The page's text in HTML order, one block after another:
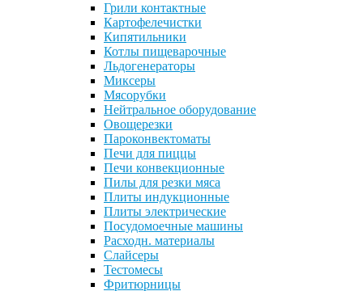
Грили контактные
Картофелечистки
Кипятильники
Котлы пищеварочные
Льдогенераторы
Миксеры
Мясорубки
Нейтральное оборудование
Овощерезки
Пароконвектоматы
Печи для пиццы
Печи конвекционные
Пилы для резки мяса
Плиты индукционные
Плиты электрические
Посудомоечные машины
Расходн. материалы
Слайсеры
Тестомесы
Фритюрницы